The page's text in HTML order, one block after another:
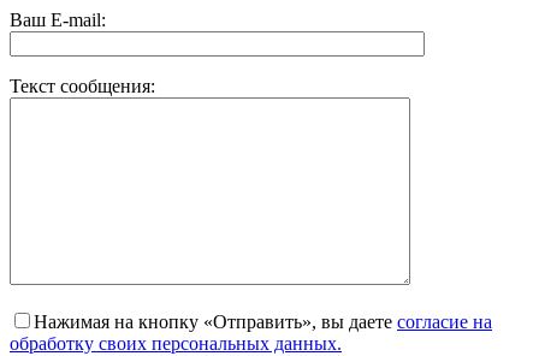
Ваш E-mail:
Текст сообщения:
Нажимая на кнопку «Отправить», вы даете согласие на
обработку своих персональных данных.